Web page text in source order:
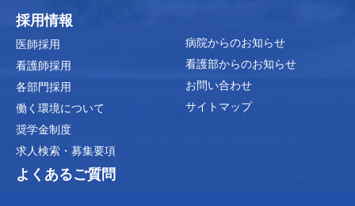
採用情報
医師採用
看護師採用
各部門採用
働く環境について
奨学金制度
求人検索・募集要項
よくあるご質問
病院からのお知らせ
看護部からのお知らせ
お問い合わせ
サイトマップ